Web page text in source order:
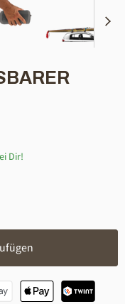
Dir!